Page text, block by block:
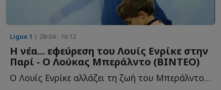
Ligue 1 | 28/04 - 16:12
Η νέα... εφεύρεση του Λουίς Ενρίκε στην
Παρί - Ο Λούκας Μπεράλντο (ΒΙΝΤΕΟ)
Ο Λουίς Ενρίκε αλλάζει τη ζωή του Μπεράλντο: «Μοιάζει π...